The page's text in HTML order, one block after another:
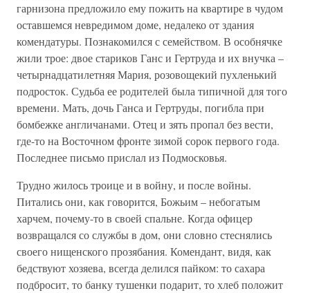
гарнизона предложило ему пожить на квартире в чудом
оставшемся невредимом доме, недалеко от здания
комендатуры. Познакомился с семейством. В особнячке
жили трое: двое стариков Ганс и Гертруда и их внучка –
четырнадцатилетняя Мария, розовощекий пухленький
подросток. Судьба ее родителей была типичной для того
времени. Мать, дочь Ганса и Гертруды, погибла при
бомбежке англичанами. Отец и зять пропал без вести,
где-то на Восточном фронте зимой сорок первого года.
Последнее письмо прислал из Подмосковья.
Трудно жилось троице и в войну, и после войны.
Питались они, как говорится, Божьим – небогатым
харчем, почему-то в своей спальне. Когда офицер
возвращался со службы в дом, они словно стеснялись
своего нищенского прозябания. Комендант, видя, как
бедствуют хозяева, всегда делился пайком: то сахара
подбросит, то банку тушенки подарит, то хлеб положит